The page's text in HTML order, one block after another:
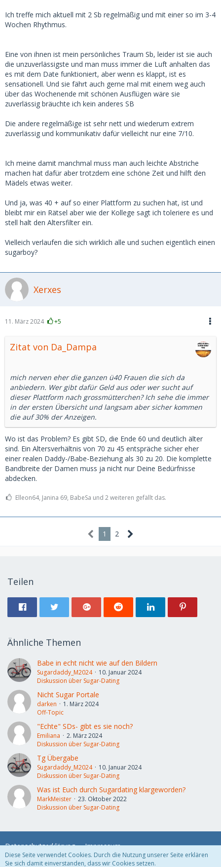
Ich treffe mich aktuell mit 2 Sb regelmäßig und mit einer so im 3-4
Wochen Rhythmus.
Eine von ihnen ist mein persönliches Traum Sb, leider ist sie auch
die unzuverlässigste und man muss immer die Luft anhalten das
es mit dem Date funktioniert, aber wenn es klappt, ist es
sensationell. Und sie fährt auch gerne mal mit einem weg auch
über das Wochenende mit schönen Ausflügen wäre sie
zuverlässig bräuchte ich kein anderes SB
Die andere regelmäßige ist sehr nett und wiederum extrem
zuverlässig und kommunikativ dafür vielleicht nur eine 7/10.
Ich meine damit manchmal muss man auch leichte Abstriche
machen hat dafür aber trotzdem eine schöne Zeit und hilft den
Mädels etwas weiter.
Und ja, was 40 + auf so einer Plattform zu suchen hat, ist und
bleibt mir ein Rätsel aber wie der Kollege sagt ich toleriere es und
stell halt den Altersfilter ein.
Vielleich verlaufen die sich wirklich alle und suchen eigentlich einen
sugarboy?
Xerxes
11. März 2024 +5
Zitat von Da_Dampa
mich nerven eher die ganzen ü40 Frauen die sich da
anbiedern. Wer gibt dafür Geld aus oder wer sucht auf
dieser Plattform nach grossmütterchen? Ich sehe die immer
in der ersten Übersicht und langsam aber sicher kommen
die auf 30% der Anzeigen.
Wo ist das Problem? Es gibt SD, die Ende 60 und deutlich älter
sind. Ein Altersverhältnis von 70 zu 45 entspräche sicher eher
einer realen Daddy-/Babe-Beziehung als 30 zu 20. Die komplette
Bandbreite der Damen muss ja nicht nur Deine Bedürfnisse
abdecken.
Elleon64, Janina 69, BabeSa und 2 weiteren gefällt das.
1 2
Teilen
Ähnliche Themen
Babe in echt nicht wie auf den Bildern
Sugardaddy_M2024
10. Januar 2024
Diskussion über Sugar-Dating
Nicht Sugar Portale
darken
1. März 2024
Off-Topic
"Echte" SDs- gibt es sie noch?
Emiliana
2. März 2024
Diskussion über Sugar-Dating
Tg Übergabe
Sugardaddy_M2024
10. Januar 2024
Diskussion über Sugar-Dating
Was ist Euch durch Sugardating klargeworden?
MarkMeister
23. Oktober 2022
Diskussion über Sugar-Dating
Datenschutzerklärung Impressum
Diese Seite verwendet Cookies. Durch die Nutzung unserer Seite erklären
Sie sich damit einverstanden, dass wir Cookies setzen.